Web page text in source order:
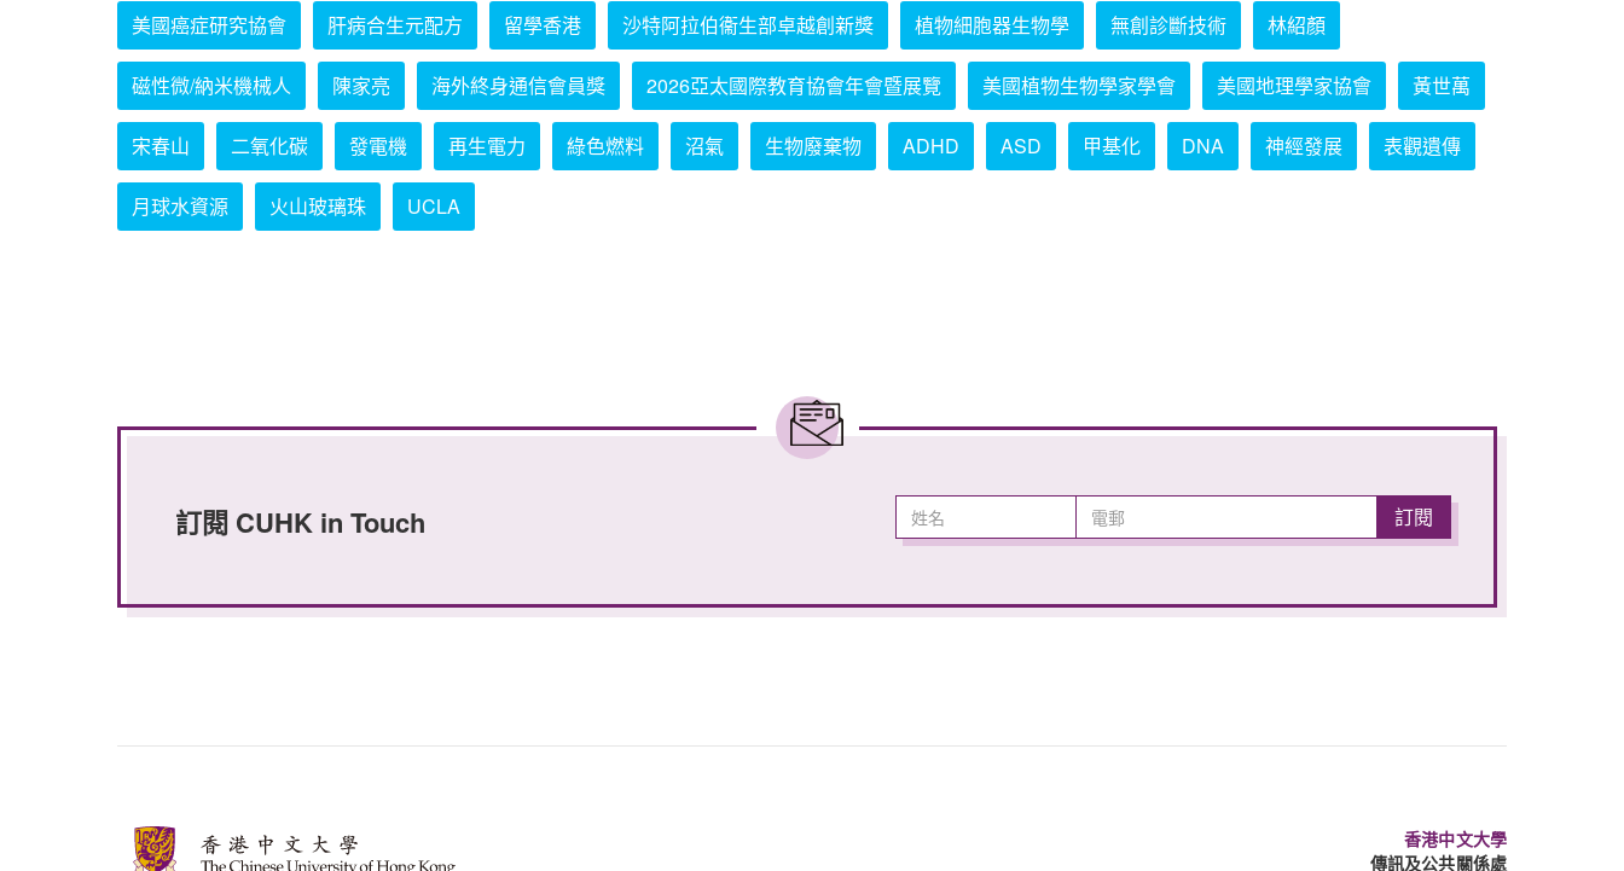
美國癌症研究協會 肝病合生元配方 留學香港 沙特阿拉伯衞生部卓越創新獎 植物細胞器生物學 無創診斷技術 林紹顏
磁性微/納米機械人 陳家亮 海外終身通信會員獎 2026亞太國際教育協會年會暨展覽 美國植物生物學家學會 美國地理學家協會 黃世萬
宋春山 二氧化碳 發電機 再生電力 綠色燃料 沼氣 生物廢棄物 ADHD ASD 甲基化 DNA 神經發展 表觀遺傳
月球水資源 火山玻璃珠 UCLA
訂閱 CUHK in Touch
香港中文大學
傳訊及公共關係處